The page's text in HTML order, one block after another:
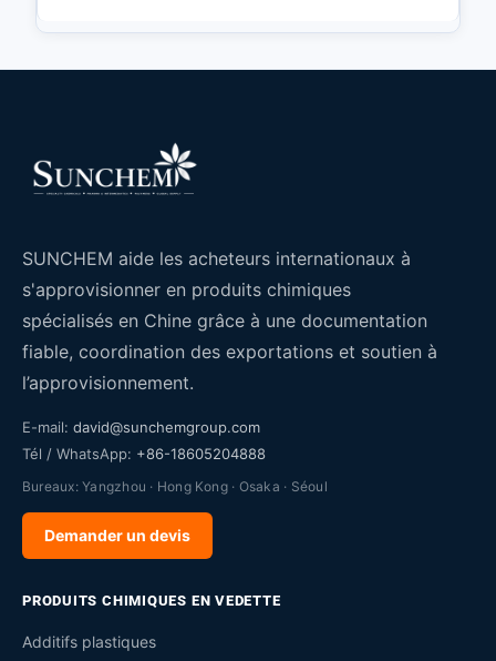
SUNCHEM aide les acheteurs internationaux à
s'approvisionner en produits chimiques
spécialisés en Chine grâce à une documentation
fiable, coordination des exportations et soutien à
l’approvisionnement.
E-mail: david@sunchemgroup.com
Tél / WhatsApp: +86-18605204888
Bureaux: Yangzhou · Hong Kong · Osaka · Séoul
Demander un devis
PRODUITS CHIMIQUES EN VEDETTE
Additifs plastiques